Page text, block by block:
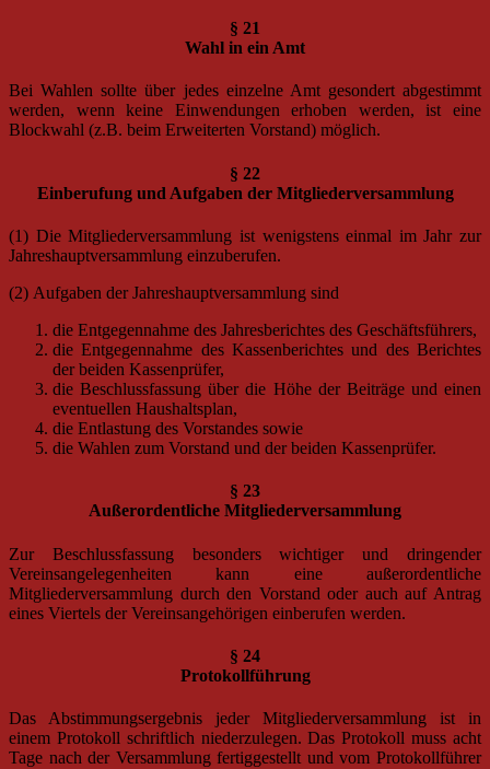
§ 21
Wahl in ein Amt
Bei Wahlen sollte über jedes einzelne Amt gesondert abgestimmt
werden, wenn keine Einwendungen erhoben werden, ist eine
Blockwahl (z.B. beim Erweiterten Vorstand) möglich.
§ 22
Einberufung und Aufgaben der Mitgliederversammlung
(1) Die Mitgliederversammlung ist wenigstens einmal im Jahr zur
Jahreshauptversammlung einzuberufen.
(2) Aufgaben der Jahreshauptversammlung sind
die Entgegennahme des Jahresberichtes des Geschäftsführers,
die Entgegennahme des Kassenberichtes und des Berichtes
der beiden Kassenprüfer,
die Beschlussfassung über die Höhe der Beiträge und einen
eventuellen Haushaltsplan,
die Entlastung des Vorstandes sowie
die Wahlen zum Vorstand und der beiden Kassenprüfer.
§ 23
Außerordentliche Mitgliederversammlung
Zur Beschlussfassung besonders wichtiger und dringender
Vereinsangelegenheiten kann eine außerordentliche
Mitgliederversammlung durch den Vorstand oder auch auf Antrag
eines Viertels der Vereinsangehörigen einberufen werden.
§ 24
Protokollführung
Das Abstimmungsergebnis jeder Mitgliederversammlung ist in
einem Protokoll schriftlich niederzulegen. Das Protokoll muss acht
Tage nach der Versammlung fertiggestellt und vom Protokollführer